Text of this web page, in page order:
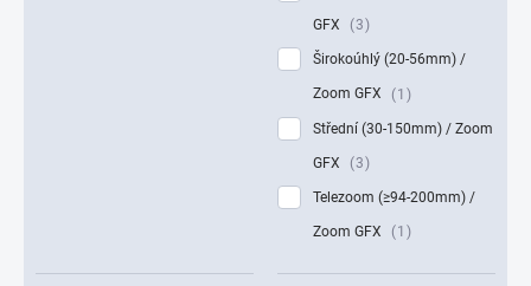
GFX 3
Širokoúhlý (20-56mm) /
Zoom GFX 1
Střední (30-150mm) / Zoom
GFX 3
Telezoom (≥94-200mm) /
Zoom GFX 1